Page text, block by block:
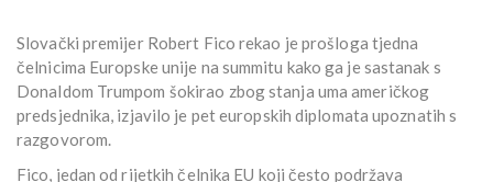
Slovački premijer Robert Fico rekao je prošloga tjedna
čelnicima Europske unije na summitu kako ga je sastanak s
Donaldom Trumpom šokirao zbog stanja uma američkog
predsjednika, izjavilo je pet europskih diplomata upoznatih s
razgovorom.
Fico, jedan od rijetkih čelnika EU koji često podržava